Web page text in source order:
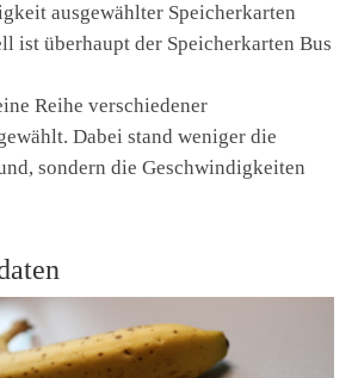
ausgewählter Speicherkarten
ist überhaupt der Speicherkarten Bus
Reihe verschiedener
Dabei stand weniger die
sondern die Geschwindigkeiten